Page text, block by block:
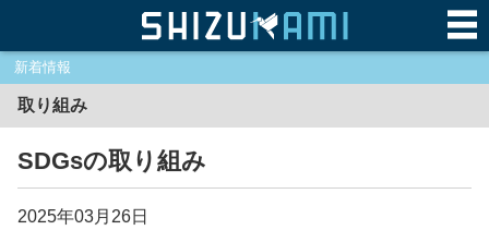
新着情報
取り組み
SDGsの取り組み
2025年03月26日